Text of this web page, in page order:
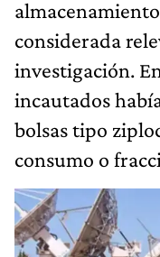
considerada
investigación.
incautados
bolsas tipo
consumo o